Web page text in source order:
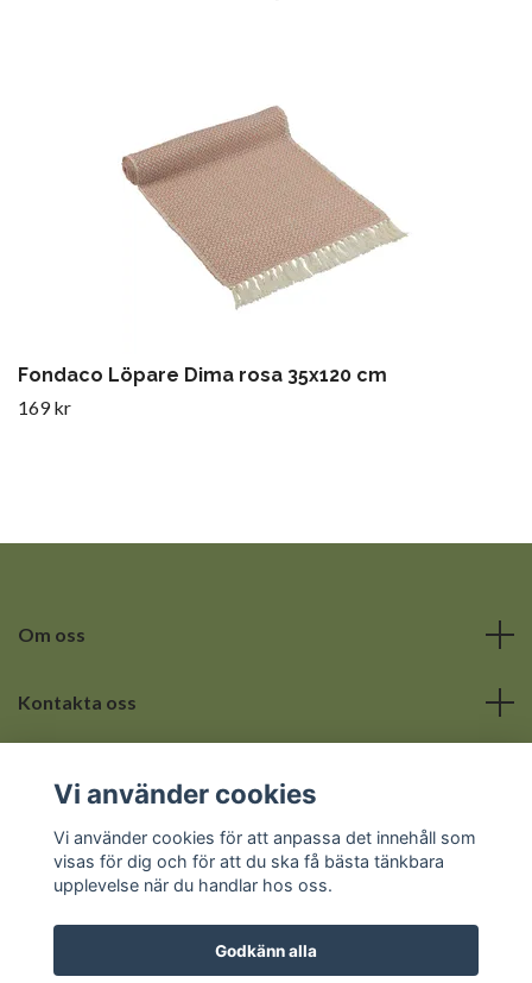
Fondaco Löpare Dima rosa 35x120 cm
169 kr
Om oss
Kontakta oss
Sociala medier
Vi använder cookies
Vi använder cookies för att anpassa det innehåll som
visas för dig och för att du ska få bästa tänkbara
upplevelse när du handlar hos oss.
Godkänn alla